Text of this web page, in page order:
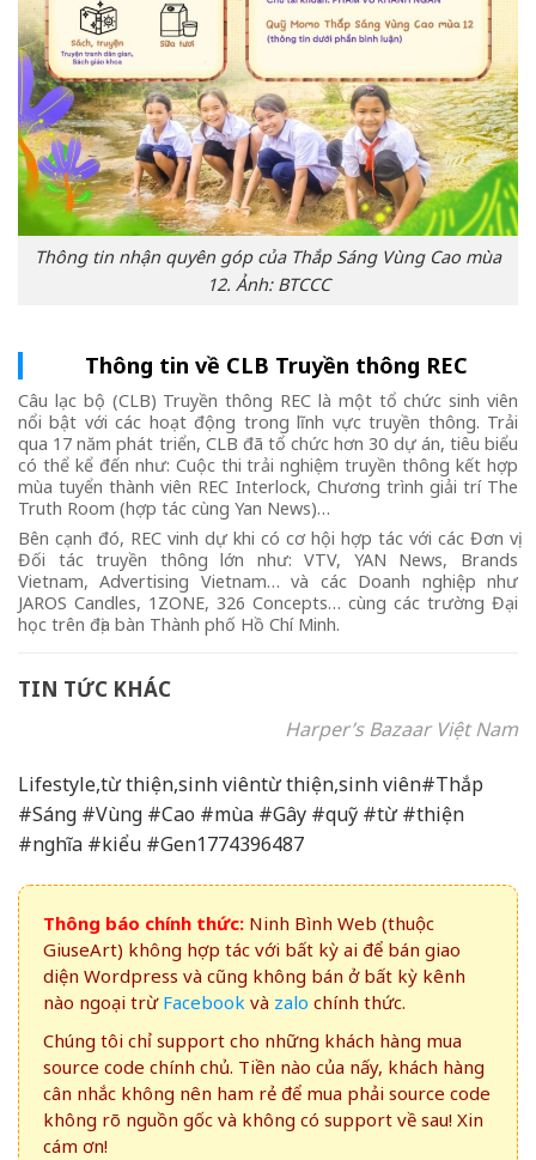
Thông tin nhận quyên góp của Thắp Sáng Vùng Cao mùa
12. Ảnh: BTCCC
Thông tin về CLB Truyền thông REC
Câu lạc bộ (CLB) Truyền thông REC là một tổ chức sinh viên
nổi bật với các hoạt động trong lĩnh vực truyền thông. Trải
qua 17 năm phát triển, CLB đã tổ chức hơn 30 dự án, tiêu biểu
có thể kể đến như: Cuộc thi trải nghiệm truyền thông kết hợp
mùa tuyển thành viên REC Interlock, Chương trình giải trí The
Truth Room (hợp tác cùng Yan News)…
Bên cạnh đó, REC vinh dự khi có cơ hội hợp tác với các Đơn vị
Đối tác truyền thông lớn như: VTV, YAN News, Brands
Vietnam, Advertising Vietnam… và các Doanh nghiệp như
JAROS Candles, 1ZONE, 326 Concepts… cùng các trường Đại
học trên địa bàn Thành phố Hồ Chí Minh.
TIN TỨC KHÁC
Harper’s Bazaar Việt Nam
Lifestyle,từ thiện,sinh viêntừ thiện,sinh viên#Thắp
#Sáng #Vùng #Cao #mùa #Gây #quỹ #từ #thiện
#nghĩa #kiểu #Gen1774396487
Thông báo chính thức: Ninh Bình Web (thuộc
GiuseArt) không hợp tác với bất kỳ ai để bán giao
diện Wordpress và cũng không bán ở bất kỳ kênh
nào ngoại trừ Facebook và zalo chính thức.
Chúng tôi chỉ support cho những khách hàng mua
source code chính chủ. Tiền nào của nấy, khách hàng
cân nhắc không nên ham rẻ để mua phải source code
không rõ nguồn gốc và không có support về sau! Xin
cám ơn!